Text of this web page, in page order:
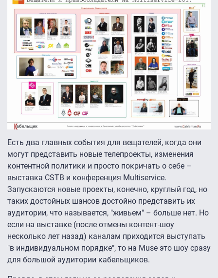
Есть два главных события для вещателей, когда они
могут представить новые телепроекты, изменения
контентной политики и просто покричать о себе –
выставка CSTB и конференция Multiservice.
Запускаются новые проекты, конечно, круглый год, но
таких достойных шансов достойно представить их
аудитории, что называется, "живьем" – больше нет. Но
если на выставке (после отмены контент-шоу
несколько лет назад) каналам приходится выступать
"в индивидуальном порядке", то на Muse это шоу сразу
для большой аудитории кабельщиков.